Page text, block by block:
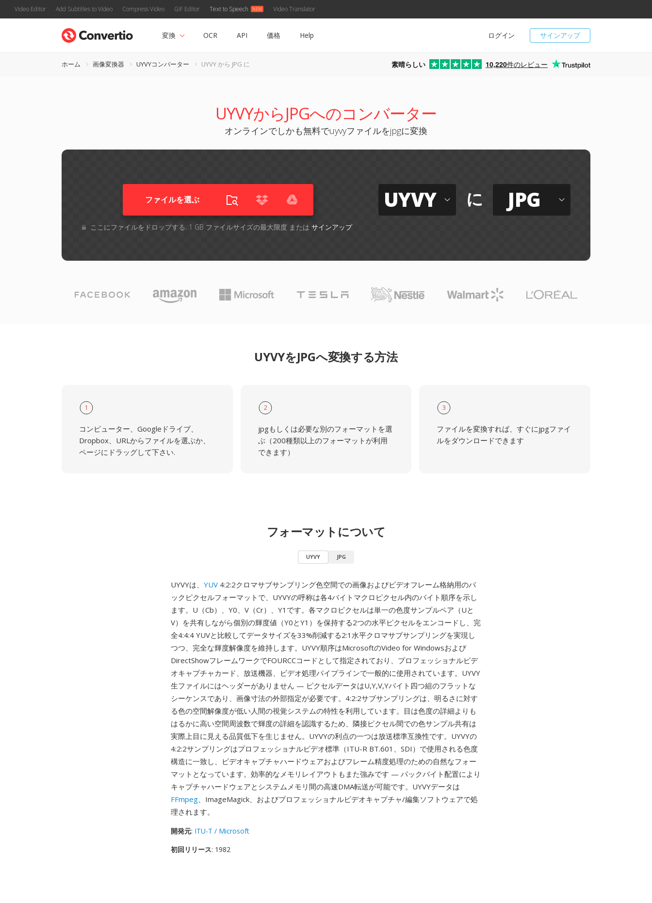
Video Editor Add Subtitles to Video Compress Video GIF Editor Text to Speech Video Translator
サインアップ
ログイン
変換 OCR API 価格 Help
ホーム 画像変換器 UYVYコンバーター UYVY から JPG に 素晴らしい 10,220件のレビュー
UYVYからJPGへのコンバーター
オンラインでしかも無料でuyvyファイルをjpgに変換
ファイルを選ぶ
ここにファイルをドロップする. 1 GB ファイルサイズの最大限度 または サインアップ
UYVY に JPG
UYVYをJPGへ変換する方法
1
コンピューター、Googleドライブ、
Dropbox、URLからファイルを選ぶか、
ページにドラッグして下さい.
2
jpgもしくは必要な別のフォーマットを選
ぶ（200種類以上のフォーマットが利用
できます）
3
ファイルを変換すれば、すぐにjpgファイ
ルをダウンロードできます
フォーマットについて
UYVY JPG
UYVYは、 YUV 4:2:2クロマサブサンプリング色空間での画像およびビデオフレーム格納用のパ
ックピクセルフォーマットで、UYVYの呼称は各4バイトマクロピクセル内のバイト順序を示し
ます。U（Cb）、Y0、V（Cr）、Y1です。各マクロピクセルは単一の色度サンプルペア（Uと
V）を共有しながら個別の輝度値（Y0とY1）を保持する2つの水平ピクセルをエンコードし、完
全4:4:4 YUVと比較してデータサイズを33%削減する2:1水平クロマサブサンプリングを実現し
つつ、完全な輝度解像度を維持します。UYVY順序はMicrosoftのVideo for Windowsおよび
DirectShowフレームワークでFOURCCコードとして指定されており、プロフェッショナルビデ
オキャプチャカード、放送機器、ビデオ処理パイプラインで一般的に使用されています。UYVY
生ファイルにはヘッダーがありません — ピクセルデータはU,Y,V,Yバイト四つ組のフラットな
シーケンスであり、画像寸法の外部指定が必要です。4:2:2サブサンプリングは、明るさに対す
る色の空間解像度が低い人間の視覚システムの特性を利用しています。目は色度の詳細よりも
はるかに高い空間周波数で輝度の詳細を認識するため、隣接ピクセル間での色サンプル共有は
実際上目に見える品質低下を生じません。UYVYの利点の一つは放送標準互換性です。UYVYの
4:2:2サンプリングはプロフェッショナルビデオ標準（ITU-R BT.601、SDI）で使用される色度
構造に一致し、ビデオキャプチャハードウェアおよびフレーム精度処理のための自然なフォー
マットとなっています。効率的なメモリレイアウトもまた強みです — パックバイト配置により
キャプチャハードウェアとシステムメモリ間の高速DMA転送が可能です。UYVYデータは
FFmpeg、ImageMagick、およびプロフェッショナルビデオキャプチャ/編集ソフトウェアで処
理されます。
開発元: ITU-T / Microsoft
初回リリース: 1982